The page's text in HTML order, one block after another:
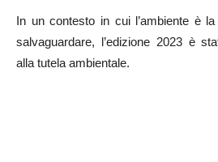
In un contesto in cui l’ambiente è
salvaguardare, l’edizione 2023 è
alla tutela ambientale.